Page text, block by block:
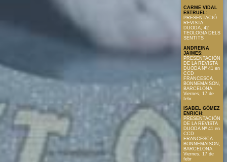
CARME VIDAL
ESTRUEL:
PRESENTACIÓ
REVISTA
DUODA, 42
TEOLOGIA DELS
SENTITS
ANDREINA
JAIMES:
PRESENTACIÓN
DE LA REVISTA
DUODA Nº 41 en
CCD
FRANCESCA
BONNEMAISON,
BARCELONA.
Viernes, 17 de
febr
ISABEL GÓMEZ
ENRICH :
PRESENTACIÓN
DE LA REVISTA
DUODA Nº 41 en
CCD
FRANCESCA
BONNEMAISON,
BARCELONA.
Viernes, 17 de
febr